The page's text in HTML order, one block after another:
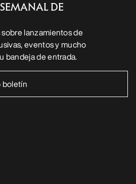
DE
lanzamientos de
eventos y mucho
bandeja de entrada.